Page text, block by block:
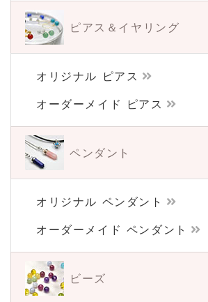
ピアス＆イヤリング
オリジナル ピアス
オーダーメイド ピアス
ペンダント
オリジナル ペンダント
オーダーメイド ペンダント
ビーズ